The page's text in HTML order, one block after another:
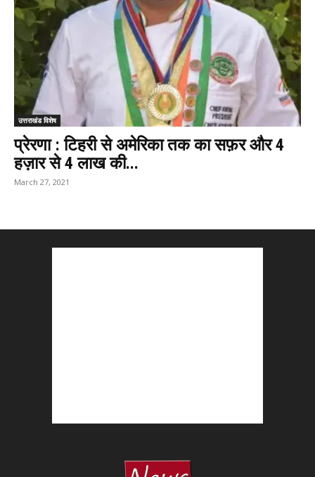
उत्तराखंड विशेष
प्रेरणा : टिहरी से अमेरिका तक का सफ़र और 4
हज़ार से 4 लाख की...
March 27, 2021